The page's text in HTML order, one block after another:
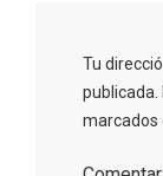
Tu
publicada.
marcados
de la